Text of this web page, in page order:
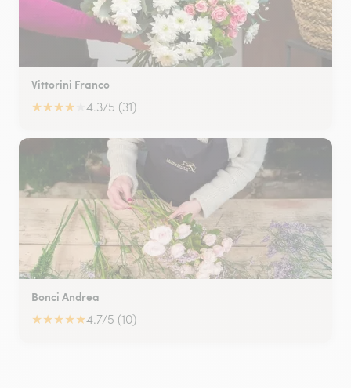
Vittorini Franco
★★★★ 4.3/5 (31)
Bonci Andrea
★★★★★4.7/5 (10)